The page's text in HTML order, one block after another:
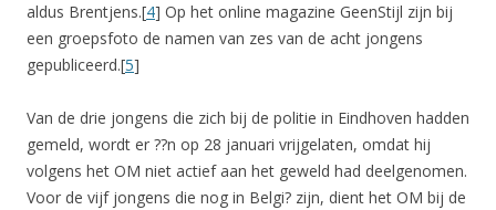
aldus Brentjens.[4] Op het online magazine GeenStijl zijn bij
een groepsfoto de namen van zes van de acht jongens
gepubliceerd.[5]
Van de drie jongens die zich bij de politie in Eindhoven hadden
gemeld, wordt er ??n op 28 januari vrijgelaten, omdat hij
volgens het OM niet actief aan het geweld had deelgenomen.
Voor de vijf jongens die nog in Belgi? zijn, dient het OM bij de